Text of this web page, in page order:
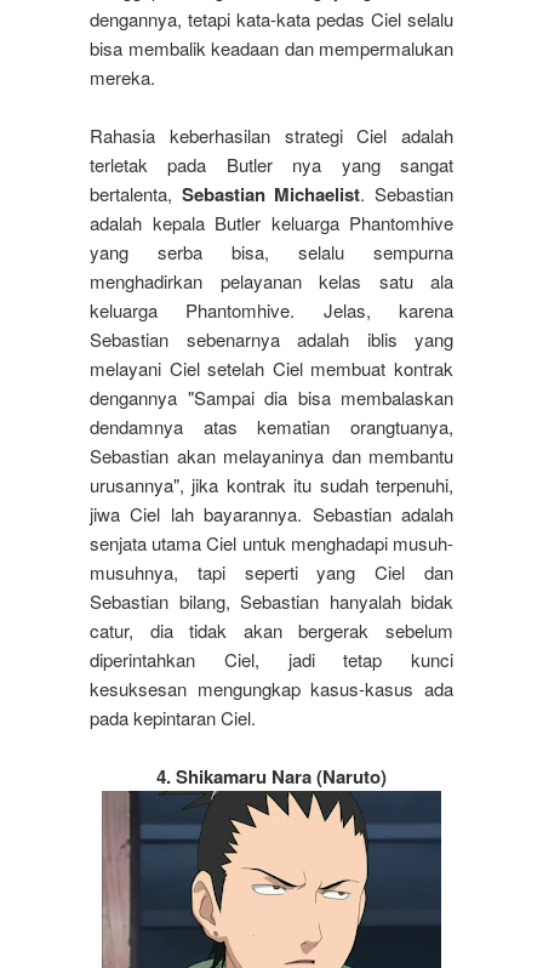
dengannya, tetapi kata-kata pedas Ciel selalu
bisa membalik keadaan dan mempermalukan
mereka.
Rahasia keberhasilan strategi Ciel adalah
terletak pada Butler nya yang sangat
bertalenta, Sebastian Michaelist. Sebastian
adalah kepala Butler keluarga Phantomhive
yang serba bisa, selalu sempurna
menghadirkan pelayanan kelas satu ala
keluarga Phantomhive. Jelas, karena
Sebastian sebenarnya adalah iblis yang
melayani Ciel setelah Ciel membuat kontrak
dengannya "Sampai dia bisa membalaskan
dendamnya atas kematian orangtuanya,
Sebastian akan melayaninya dan membantu
urusannya", jika kontrak itu sudah terpenuhi,
jiwa Ciel lah bayarannya. Sebastian adalah
senjata utama Ciel untuk menghadapi musuh-
musuhnya, tapi seperti yang Ciel dan
Sebastian bilang, Sebastian hanyalah bidak
catur, dia tidak akan bergerak sebelum
diperintahkan Ciel, jadi tetap kunci
kesuksesan mengungkap kasus-kasus ada
pada kepintaran Ciel.
4. Shikamaru Nara (Naruto)